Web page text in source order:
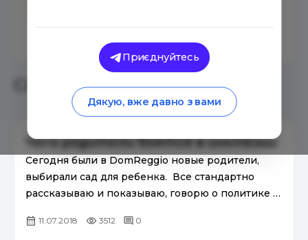
Статті автора
Чего родители боятся в инклюзии
Сегодня были в DomReggio новые родители,
выбирали сад для ребенка. Все стандартно
рассказываю и показываю, говорю о политике и
выбираем, о том, что дл...
11.07.2018 3512 0
Приєднуйтесь
Дякую, вже давно з вами